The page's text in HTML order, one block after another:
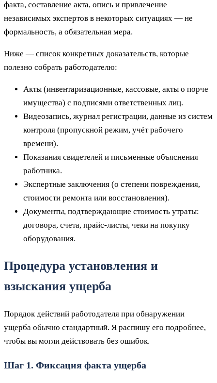
факта, составление акта, опись и привлечение
независимых экспертов в некоторых ситуациях — не
формальность, а обязательная мера.
Ниже — список конкретных доказательств, которые
полезно собрать работодателю:
Акты (инвентаризационные, кассовые, акты о порче
имущества) с подписями ответственных лиц.
Видеозапись, журнал регистрации, данные из систем
контроля (пропускной режим, учёт рабочего
времени).
Показания свидетелей и письменные объяснения
работника.
Экспертные заключения (о степени повреждения,
стоимости ремонта или восстановления).
Документы, подтверждающие стоимость утраты:
договора, счета, прайс‑листы, чеки на покупку
оборудования.
Процедура установления и
взыскания ущерба
Порядок действий работодателя при обнаружении
ущерба обычно стандартный. Я распишу его подробнее,
чтобы вы могли действовать без ошибок.
Шаг 1. Фиксация факта ущерба